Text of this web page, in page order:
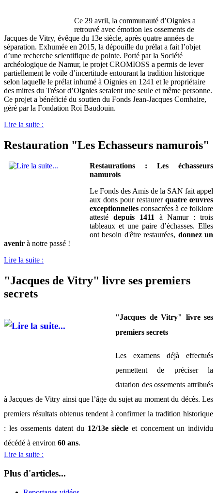
Ce 29 avril, la communauté d’Oignies a
retrouvé avec émotion les ossements de
Jacques de Vitry, évêque du 13e siècle, après quatre années de
séparation. Exhumée en 2015, la dépouille du prélat a fait l’objet
d’une recherche scientifique de pointe. Porté par la Société
archéologique de Namur, le projet CROMIOSS a permis de lever
partiellement le voile d’incertitude entourant la tradition historique
selon laquelle le prélat inhumé à Oignies en 1241 et le propriétaire
des mitres du Trésor d’Oignies seraient une seule et même personne.
Ce projet a bénéficié du soutien du Fonds Jean-Jacques Comhaire,
géré par la Fondation Roi Baudouin.
Lire la suite :
Restauration "Les Echasseurs namurois"
Restaurations : Les échasseurs
namurois
Le Fonds des Amis de la SAN fait appel
aux dons pour restaurer quatre œuvres
exceptionnelles consacrées à ce folklore
attesté depuis 1411 à Namur : trois
tableaux et une paire d’échasses. Elles
ont besoin d'être restaurées, donnez un
avenir à notre passé !
Lire la suite :
"Jacques de Vitry" livre ses premiers
secrets
"Jacques de Vitry" livre ses
premiers secrets
Les examens déjà effectués
permettent de préciser la
datation des ossements attribués
à Jacques de Vitry ainsi que l’âge du sujet au moment du décès. Les
premiers résultats obtenus tendent à confirmer la tradition historique
: les ossements datent du 12/13e siècle et concernent un individu
décédé à environ 60 ans.
Lire la suite :
Plus d'articles...